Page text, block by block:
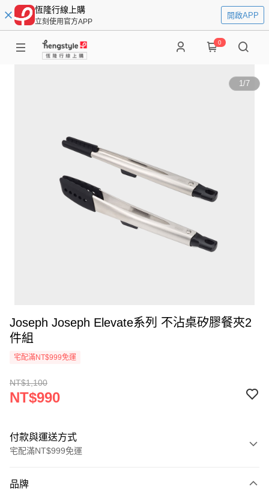
恆隆行線上購
立刻使用官方APP
開啟APP
0
1/7
Joseph Joseph Elevate系列 不沾桌矽膠餐夾2
件組
宅配滿NT$999免運
NT$1,100
NT$990
付款與運送方式
宅配滿NT$999免運
信用卡一次付款
品牌